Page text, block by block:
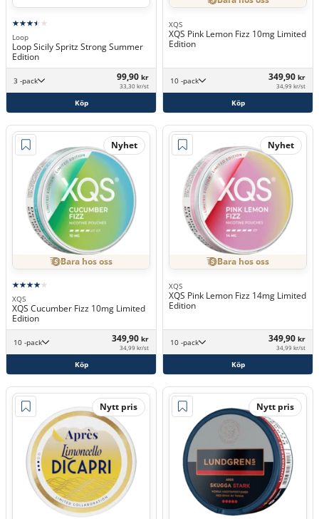
Loop
Loop Sicily Spritz Strong Summer
Edition
3 -pack 99,90 kr
33,30 kr/st
Köp
XQS
XQS Pink Lemon Fizz 10mg Limited
Edition
10 -pack 349,90 kr
34,99 kr/st
Köp
Nyhet
Bara hos oss
XQS
XQS Cucumber Fizz 10mg Limited
Edition
10 -pack 349,90 kr
34,99 kr/st
Köp
Nyhet
Bara hos oss
XQS
XQS Pink Lemon Fizz 14mg Limited
Edition
10 -pack 349,90 kr
34,99 kr/st
Köp
Nytt pris Nytt pris